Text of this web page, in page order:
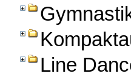
Line